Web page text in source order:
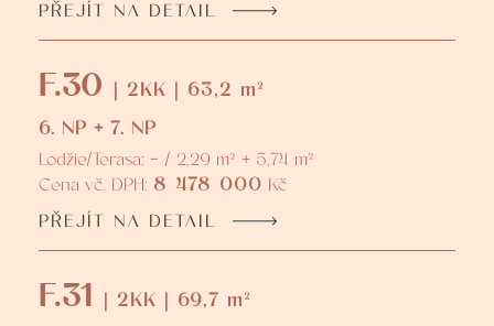
PŘEJÍT NA DETAIL
F.30 | 2KK | 63,2 m²
6. NP + 7. NP
Lodžie/Terasa: - / 2,29 m² + 5,74 m²
Cena vč. DPH: 8 478 000 Kč
PŘEJÍT NA DETAIL
F.31 | 2KK | 69,7 m²